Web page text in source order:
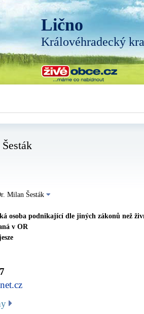
Lično
Královéhradecký
Milan Šesták
osoba podnikající dle jiných zákonů než
v OR